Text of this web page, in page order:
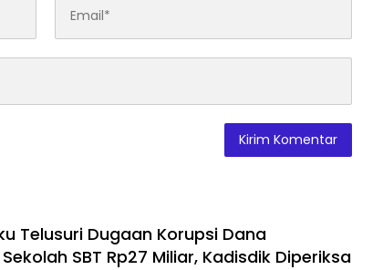
Telusuri Dugaan Korupsi Dana
SBT Rp27 Miliar, Kadisdik Diperiksa